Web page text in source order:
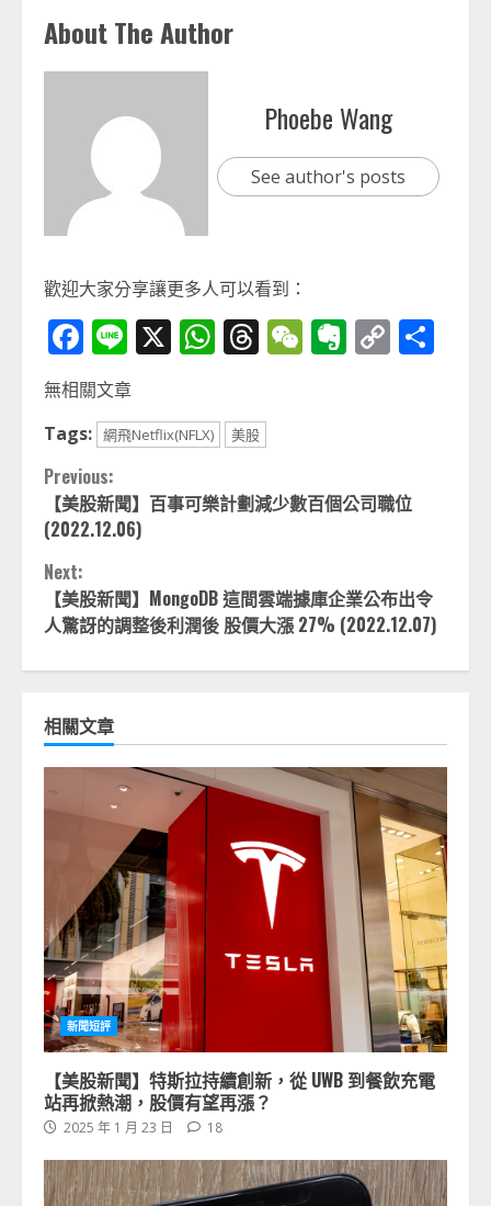
About The Author
Phoebe Wang
See author's posts
歡迎大家分享讓更多人可以看到：
Facebook
Line
X WhatsApp
Threads
WeChat
Evernote
Copy
無相關文章
Tags: 網飛Netflix(NFLX) 美股
Continue
Reading
Previous:
【美股新聞】百事可樂計劃減少數百個公司職位
(2022.12.06)
Next:
【美股新聞】MongoDB 這間雲端據庫企業公布出令
人驚訝的調整後利潤後 股價大漲 27% (2022.12.07)
相關文章
新聞短評
【美股新聞】特斯拉持續創新，從 UWB 到餐飲充電
站再掀熱潮，股價有望再漲？
2025 年 1 月 23 日 18